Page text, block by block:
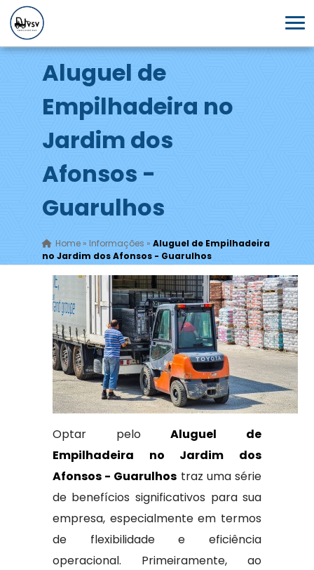
Aluguel de
Empilhadeira no
Jardim dos
Afonsos -
Guarulhos
Home» Informações » Aluguel de Empilhadeira
no Jardim dos Afonsos - Guarulhos
Optar peloAluguel de
Empilhadeira no Jardim dos
Afonsos - Guarulhos traz uma série
de benefícios significativos para sua
empresa, especialmente em termos
de flexibilidade e eficiência
operacional. Primeiramente, ao